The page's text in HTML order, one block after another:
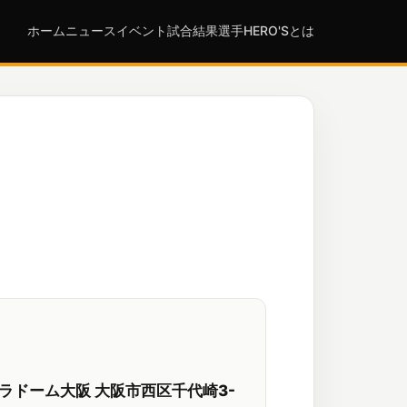
ホーム ニュースイベント試合結果選手HERO'Sとは
ドーム大阪 大阪市西区千代崎3-